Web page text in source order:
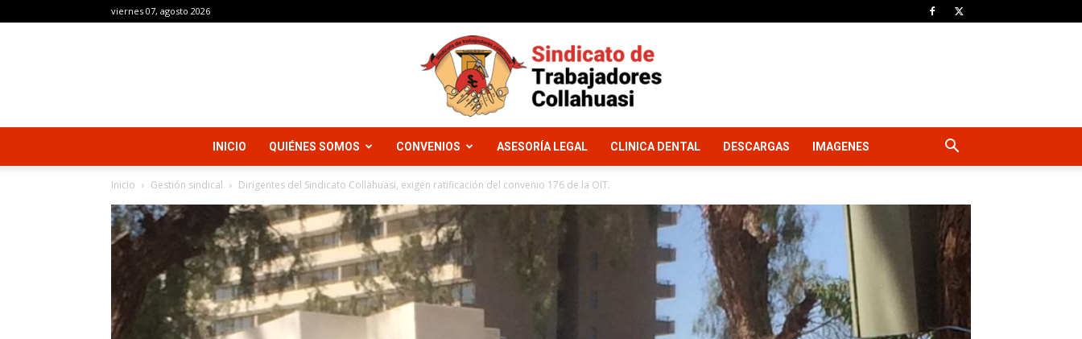
viernes 07, agosto 2026
Sindicato
Trabajadores
INICIO QUIÉNES SOMOS CONVENIOS ASESORÍA LEGAL CLINICA DENTAL DESCARGAS IMAGENES
Inicio Gestión sindical Dirigentes del Sindicato Collahuasi, exigen ratificación del convenio 176 de la OIT.